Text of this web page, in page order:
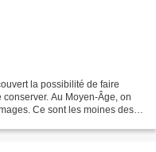
la possibilité de faire
Au Moyen-Âge, on
Ce sont les moines des